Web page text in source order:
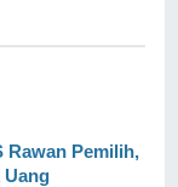
Rawan Pemilih,